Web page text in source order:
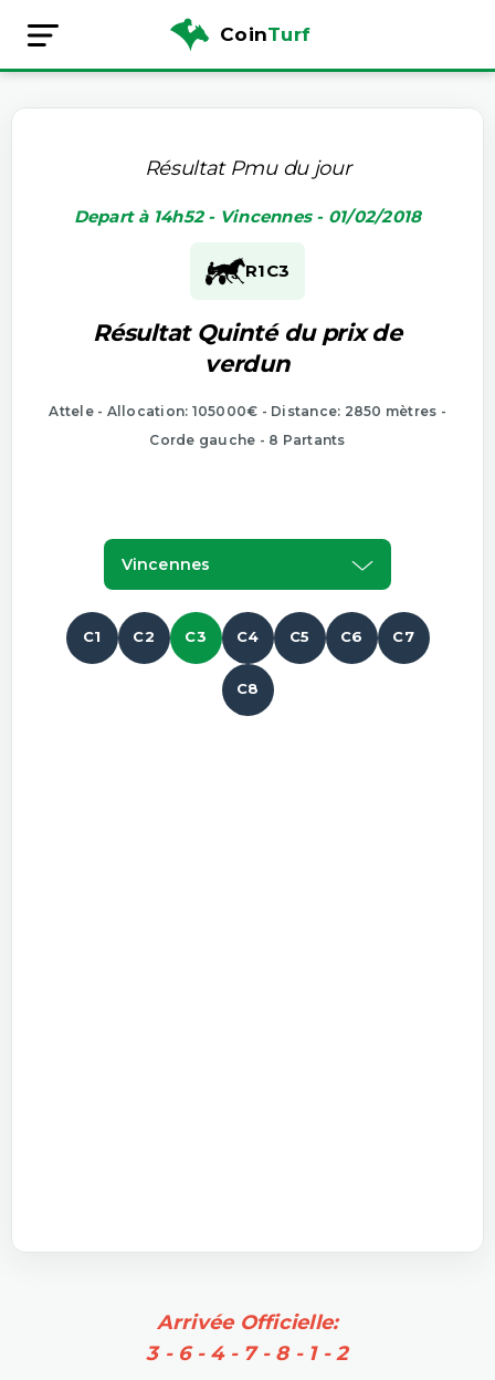
CoinTurf
Résultat Pmu du jour
Depart à 14h52 - Vincennes - 01/02/2018
R1C3
Résultat Quinté du prix de
verdun
Attele - Allocation: 105000€ - Distance: 2850 mètres -
Corde gauche - 8 Partants
Vincennes
C1 C2 C3 C4 C5 C6 C7
C8
Arrivée Officielle:
3 - 6 - 4 - 7 - 8 - 1 - 2